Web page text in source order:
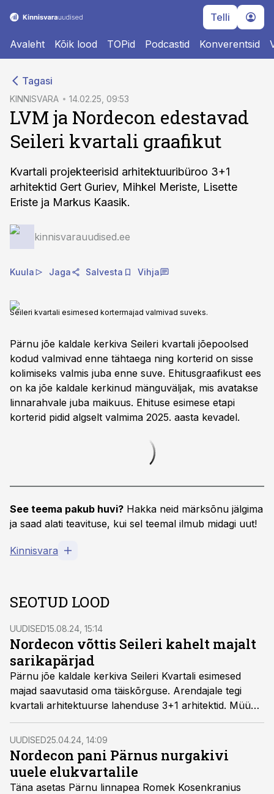
Telli
Avaleht Kõik lood TOPid Podcastid Konverentsid
Tagasi
KINNISVARA 14.02.25, 09:53
LVM ja Nordecon edestavad
Seileri kvartali graafikut
Kvartali projekteerisid arhitektuuribüroo 3+1
arhitektid Gert Guriev, Mihkel Meriste, Lisette
Eriste ja Markus Kaasik.
kinnisvarauudised.ee
Kuula Jaga Salvesta Vihja
Seileri kvartali esimesed kortermajad valmivad suveks.
Pärnu jõe kaldale kerkiva Seileri kvartali jõepoolsed
kodud valmivad enne tähtaega ning korterid on sisse
kolimiseks valmis juba enne suve. Ehitusgraafikust ees
on ka jõe kaldale kerkinud mänguväljak, mis avatakse
linnarahvale juba maikuus. Ehituse esimese etapi
korterid pidid algselt valmima 2025. aasta kevadel.
See teema pakub huvi? Hakka neid märksõnu jälgima
ja saad alati teavituse, kui sel teemal ilmub midagi uut!
Kinnisvara
SEOTUD LOOD
UUDISED15.08.24, 15:14
Nordecon võttis Seileri kahelt majalt
sarikapärjad
Pärnu jõe kaldale kerkiva Seileri Kvartali esimesed
majad saavutasid oma täiskõrguse. Arendajale tegi
kvartali arhitektuurse lahenduse 3+1 arhitektid. Müüa
aitab LVM Kinnisvara.
UUDISED25.04.24, 14:09
Nordecon pani Pärnus nurgakivi
uuele elukvartalile
Täna asetas Pärnu linnapea Romek Kosenkranius